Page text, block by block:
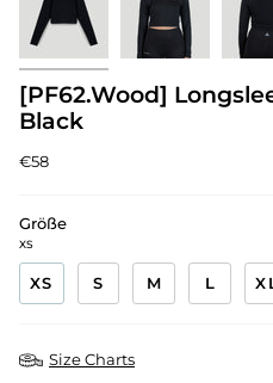
[PF62.Wood]
Black
€58
Größe
XS
XS S M L
Size Charts